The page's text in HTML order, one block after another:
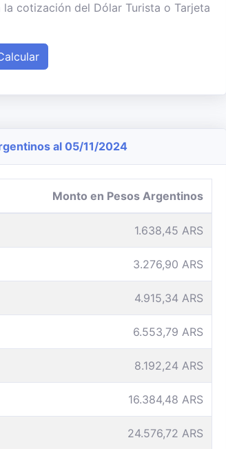
cotización del Dólar Turista o Tarjeta
al 05/11/2024
Monto en Pesos Argentinos
1.638,45 ARS
3.276,90 ARS
4.915,34 ARS
6.553,79 ARS
8.192,24 ARS
16.384,48 ARS
24.576,72 ARS